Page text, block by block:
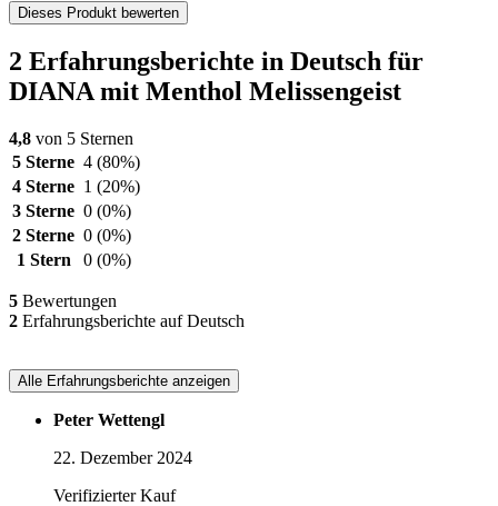
Dieses Produkt bewerten
2 Erfahrungsberichte in Deutsch für
DIANA mit Menthol Melissengeist
4,8 von 5 Sternen
5 Sterne 4 (80%)
4 Sterne 1 (20%)
3 Sterne 0 (0%)
2 Sterne 0 (0%)
1 Stern
0 (0%)
5 Bewertungen
2 Erfahrungsberichte auf Deutsch
Alle Erfahrungsberichte anzeigen
Peter Wettengl
22. Dezember 2024
Verifizierter Kauf